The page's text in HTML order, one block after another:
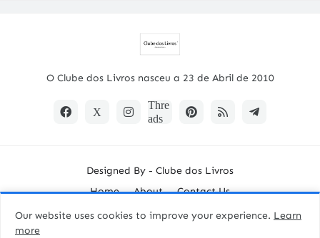
O Clube dos Livros nasceu a 23 de Abril de 2010
Designed By - Clube dos Livros
Home
About
Contact Us
Our website uses cookies to improve your experience. Learn
more